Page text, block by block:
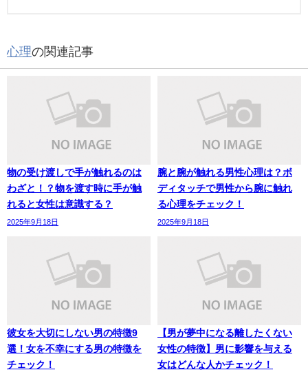
心理の関連記事
物の受け渡しで手が触れるのは
わざと！？物を渡す時に手が触
れると女性は意識する？
2025年9月18日
腕と腕が触れる男性心理は？ボ
ディタッチで男性から腕に触れ
る心理をチェック！
2025年9月18日
彼女を大切にしない男の特徴9
選！女を不幸にする男の特徴を
チェック！
【男が夢中になる離したくない
女性の特徴】男に影響を与える
女はどんな人かチェック！